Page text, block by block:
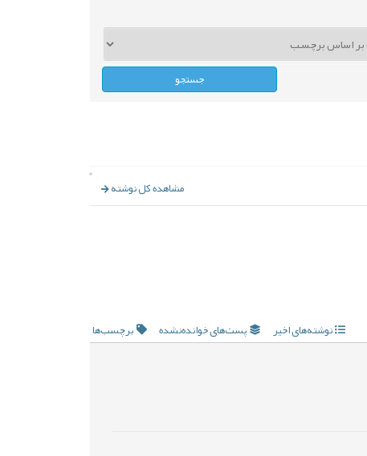
مشاهده کل نوشته
نوشته‌های اخیر پست‌های خوانده‌نشده برچسب‌ها